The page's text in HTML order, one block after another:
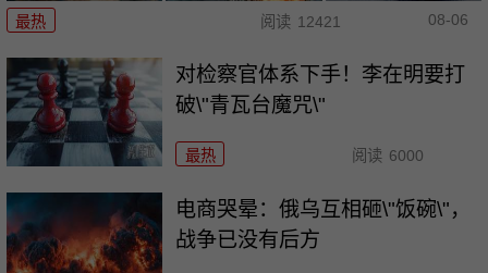
最热 阅读 12421 08-06
对检察官体系下手！李在明要打
破\"青瓦台魔咒\"
最热 阅读 6000
电商哭晕：俄乌互相砸\"饭碗\"，
战争已没有后方